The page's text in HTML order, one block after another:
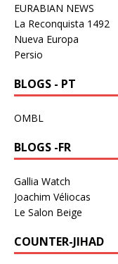
EURABIAN NEWS
La Reconquista 1492
Nueva Europa
Persio
BLOGS - PT
OMBL
BLOGS -FR
Gallia Watch
Joachim Véliocas
Le Salon Beige
COUNTER-JIHAD